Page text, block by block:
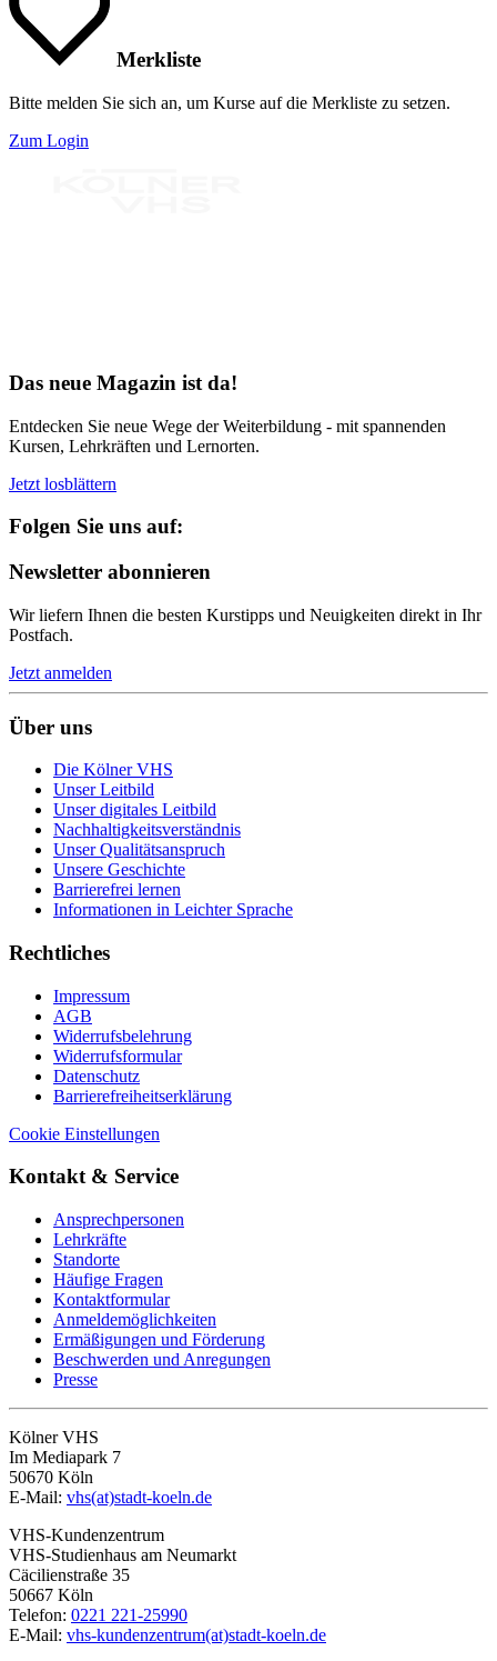
Merkliste
Bitte melden Sie sich an, um Kurse auf die Merkliste zu setzen.
Zum Login
Das neue Magazin ist da!
Entdecken Sie neue Wege der Weiterbildung - mit spannenden
Kursen, Lehrkräften und Lernorten.
Jetzt losblättern
Folgen Sie uns auf:
Newsletter abonnieren
Wir liefern Ihnen die besten Kurstipps und Neuigkeiten direkt in Ihr
Postfach.
Jetzt anmelden
Über uns
Die Kölner VHS
Unser Leitbild
Unser digitales Leitbild
Nachhaltigkeitsverständnis
Unser Qualitätsanspruch
Unsere Geschichte
Barrierefrei lernen
Informationen in Leichter Sprache
Rechtliches
Impressum
AGB
Widerrufsbelehrung
Widerrufsformular
Datenschutz
Barrierefreiheitserklärung
Cookie Einstellungen
Kontakt & Service
Ansprechpersonen
Lehrkräfte
Standorte
Häufige Fragen
Kontaktformular
Anmeldemöglichkeiten
Ermäßigungen und Förderung
Beschwerden und Anregungen
Presse
Kölner VHS
Im Mediapark 7
50670 Köln
E-Mail: vhs(at)stadt-koeln.de
VHS-Kundenzentrum
VHS-Studienhaus am Neumarkt
Cäcilienstraße 35
50667 Köln
Telefon: 0221 221-25990
E-Mail: vhs-kundenzentrum(at)stadt-koeln.de